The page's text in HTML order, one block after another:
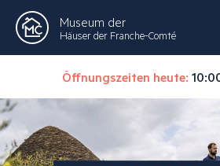
Museum der
Häuser der Franche-Comté
Öffnungszeiten heute: